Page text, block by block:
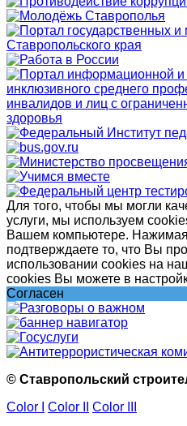
Для того, чтобы мы могли
услуги, мы используем
Вашем компьютере.
подтверждаете то, что Вы
использовании cookies на
cookies Вы можете в
Согласен
© Ставропольский
Color I
Color II
Color III